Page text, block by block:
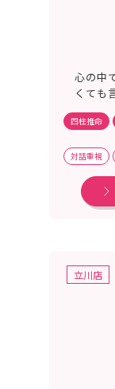
心の中
くても
かもし
ほっと
四柱推命
対話重視
立川店